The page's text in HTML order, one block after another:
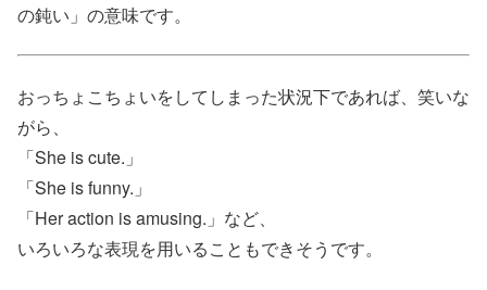
の鈍い」の意味です。
おっちょこちょいをしてしまった状況下であれば、笑いな
がら、
「She is cute.」
「She is funny.」
「Her action is amusing.」など、
いろいろな表現を用いることもできそうです。